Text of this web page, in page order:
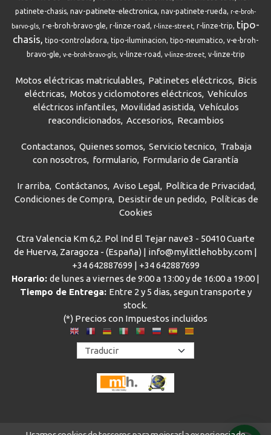
patinete-chasis nav-patinete-electronica nav-patinete-rueda
r-e-broh-
barvo-gls r-e-broh-bravo-gle r-linze-road r-linze-street r-linze-trip
tipo-
chasis
tipo-controladora tipo-iluminacion tipo-neumatico v-e-broh-
bravo-gle v-e-broh-bravo-gls v-linze-road v-linze-street v-linze-trip
Motos eléctricas matriculables Patinetes eléctricos
Bicis
eléctricas Motos y ciclomotores eléctricos Vehículos
eléctricos infantiles Movilidad asistida Vehículos
reacondicionados Accesorios Recambios
Contactanos Quienes somos Servicio tecnico
Trabaja
con nosotros
formulario Formulario de Garantía
Ir arriba Contáctanos Aviso Legal
Política de Privacidad
Condiciones de Compra Desistir de un pedido
Políticas de
Cookies
Ctra Valencia Km 6,2. Pol Ind El Tejar nave3 - 50410 Cuarte
de Huerva, Zaragoza - (España) | info@mylittlehobby.com |
+34 642887699 | +34 642887699
Horario: de lunes a viernes de 9:00 a 13:00 y de 16:00 a 19:00 |
Tiempo de Entrega: Entre 2 y 5 dias, segun transporte y
stock.
(*) Precios con Impuestos incluidos